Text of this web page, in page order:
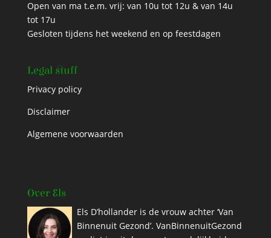
Open van ma t.e.m. vrij: van 10u tot 12u & van 14u
tot 17u
Gesloten tijdens het weekend en op feestdagen
Legal stuff
Privacy policy
Disclaimer
Algemene voorwaarden
Over Els
Els D’hollander is de vrouw achter ‘Van
Binnenuit Gezond’. VanBinnenuitGezond